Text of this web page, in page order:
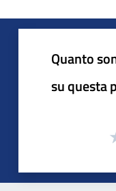
Quanto
su questa